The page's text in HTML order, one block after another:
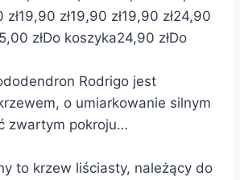
zł19,90 zł19,90 zł19,90 zł24,90
złDo koszyka24,90 złDo
Rodrigo jest
o umiarkowanie silnym
zwartym pokroju…
to krzew liściasty, należący do